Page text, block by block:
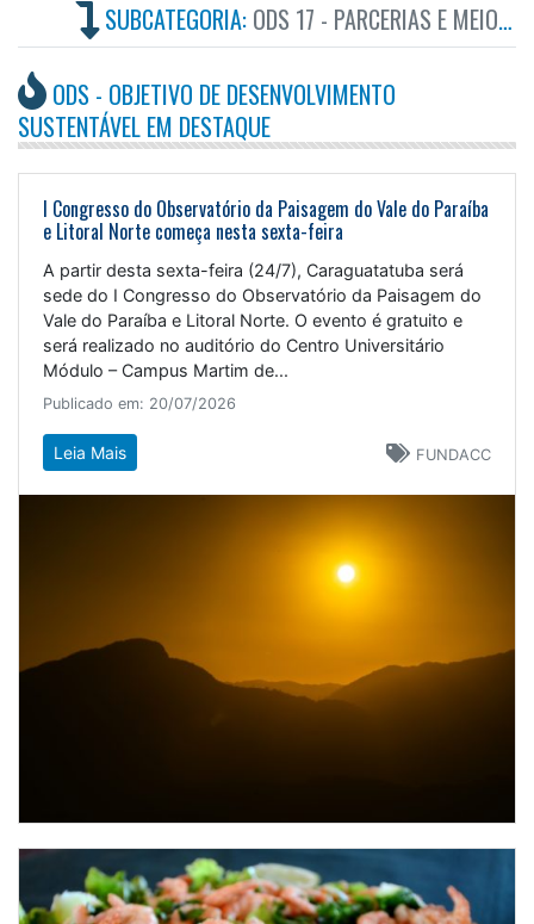
SUBCATEGORIA: ODS 17 - PARCERIAS E MEIOS DE IMPLEMENTAÇÃO
ODS - OBJETIVO DE DESENVOLVIMENTO
SUSTENTÁVEL EM DESTAQUE
I Congresso do Observatório da Paisagem do Vale do Paraíba
e Litoral Norte começa nesta sexta-feira
A partir desta sexta-feira (24/7), Caraguatatuba será
sede do I Congresso do Observatório da Paisagem do
Vale do Paraíba e Litoral Norte. O evento é gratuito e
será realizado no auditório do Centro Universitário
Módulo – Campus Martim de...
Publicado em: 20/07/2026
FUNDACC
Leia Mais